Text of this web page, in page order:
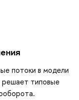
потоки в модели
решает типовые